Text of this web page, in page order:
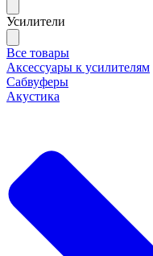
Усилители
Все товары
Аксессуары к усилителям
Сабвуферы
Акустика